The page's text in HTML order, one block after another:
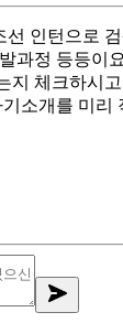
선 인턴으로
과정 등등이
지 체크하시
소개를 미리